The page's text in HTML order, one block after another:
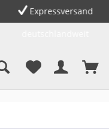
Expressversand